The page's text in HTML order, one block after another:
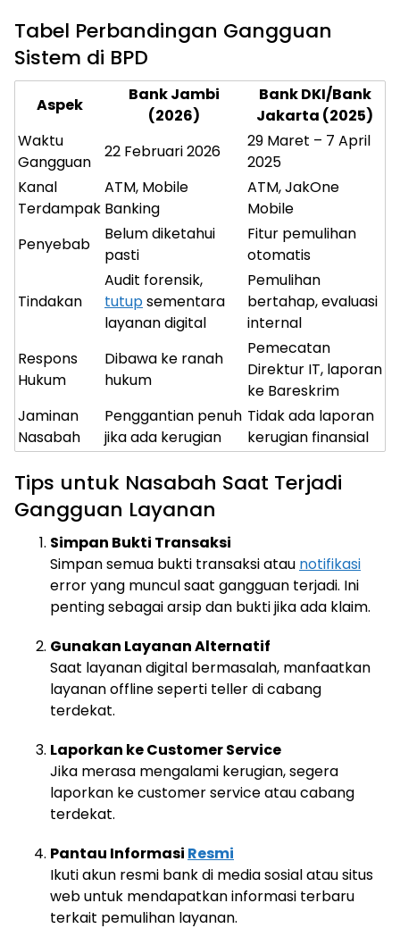
Tabel Perbandingan Gangguan
Sistem di BPD
Aspek
Bank Jambi
(2026)
Bank DKI/Bank
Jakarta (2025)
Waktu
Gangguan
22 Februari 2026
29 Maret – 7 April
2025
Kanal
Terdampak
ATM, Mobile
Banking
ATM, JakOne
Mobile
Penyebab
Belum diketahui
pasti
Fitur pemulihan
otomatis
Tindakan
Audit forensik,
tutupsementara
layanan digital
Pemulihan
bertahap, evaluasi
internal
Respons
Hukum
Dibawa ke ranah
hukum
Pemecatan
Direktur IT, laporan
ke Bareskrim
Jaminan
Nasabah
Penggantian penuh
jika ada kerugian
Tidak ada laporan
kerugian finansial
Tips untuk Nasabah Saat Terjadi
Gangguan Layanan
Simpan Bukti Transaksi
Simpan semua bukti transaksi atau notifikasi
error yang muncul saat gangguan terjadi. Ini
penting sebagai arsip dan bukti jika ada klaim.
Gunakan Layanan Alternatif
Saat layanan digital bermasalah, manfaatkan
layanan offline seperti teller di cabang
terdekat.
Laporkan ke Customer Service
Jika merasa mengalami kerugian, segera
laporkan ke customer service atau cabang
terdekat.
Pantau Informasi Resmi
Ikuti akun resmi bank di media sosial atau situs
web untuk mendapatkan informasi terbaru
terkait pemulihan layanan.